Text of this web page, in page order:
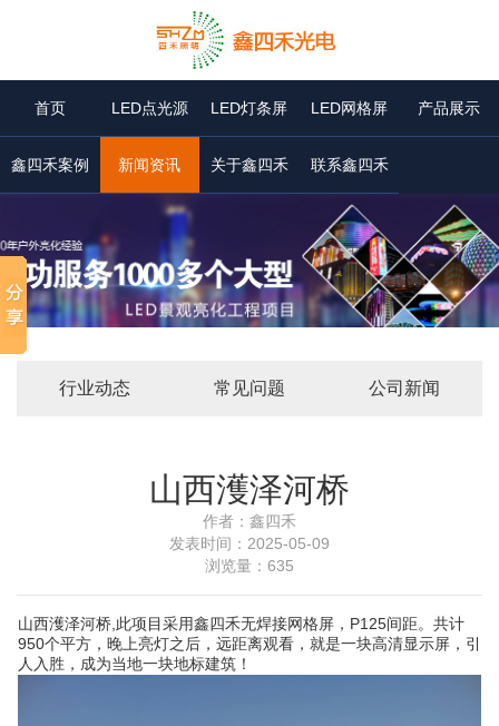
首页 LED点光源 LED灯条屏 LED网格屏 产品展示
鑫四禾案例 新闻资讯 关于鑫四禾 联系鑫四禾
行业动态 常见问题 公司新闻
山西濩泽河桥
作者： 鑫四禾
发表时间： 2025-05-09
浏览量： 635
山西濩泽河桥,此项目采用鑫四禾无焊接网格屏，P125间距。共计
950个平方，晚上亮灯之后，远距离观看，就是一块高清显示屏，引
人入胜，成为当地一块地标建筑！